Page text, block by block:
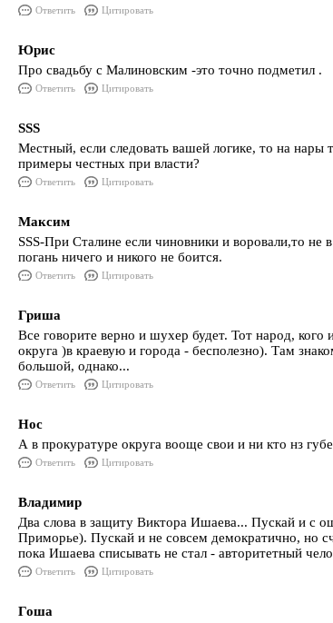
Ответить Цитировать
Юрис
Про свадьбу с Малиновским -это точно подметил .
Ответить Цитировать
SSS
Местный, если следовать вашей логике, то на нары
примеры честных при власти?
Ответить Цитировать
Максим
SSS-При Сталине если чиновники и воровали,то не
погань ничего и никого не боится.
Ответить Цитировать
Гриша
Все говорите верно и шухер будет. Тот народ,
округа )в краевую и города - бесполезно). Там
большой, однако...
Ответить Цитировать
Нос
А в прокуратуре округа вооще свои и ни кто нз
Ответить Цитировать
Владимир
Два слова в защиту Виктора Ишаева... Пускай и с
Приморье). Пускай и не совсем демократично, но
пока Ишаева списывать не стал - авторитетный
Ответить Цитировать
Гоша